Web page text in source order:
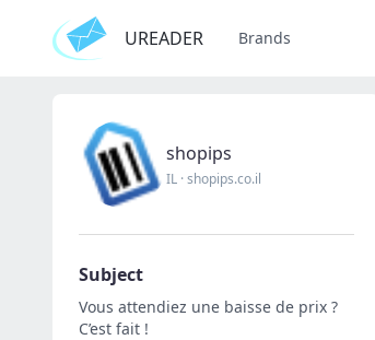
UREADER Brands
shopips
IL ·shopips.co.il
Subject
Vous attendiez une baisse de prix ?
C’est fait !